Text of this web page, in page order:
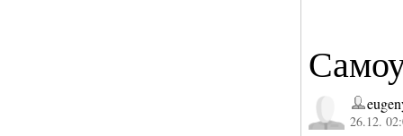
26.12.